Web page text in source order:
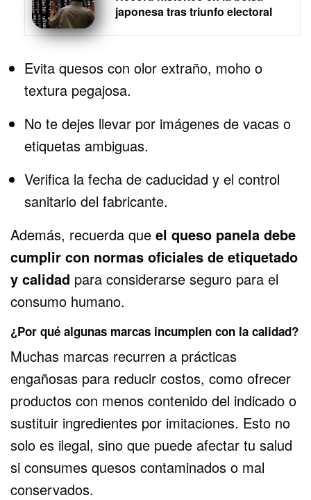
japonesa tras triunfo electoral
Evita quesos con olor extraño, moho o
textura pegajosa.
No te dejes llevar por imágenes de vacas o
etiquetas ambiguas.
Verifica la fecha de caducidad y el control
sanitario del fabricante.
Además, recuerda queel queso panela debe
cumplir con normas oficiales de etiquetado
y calidad para considerarse seguro para el
consumo humano.
¿Por qué algunas marcas incumplen con la calidad?
Muchas marcas recurren a prácticas
engañosas para reducir costos, como ofrecer
productos con menos contenido del indicado o
sustituir ingredientes por imitaciones. Esto no
solo es ilegal, sino que puede afectar tu salud
si consumes quesos contaminados o mal
conservados.